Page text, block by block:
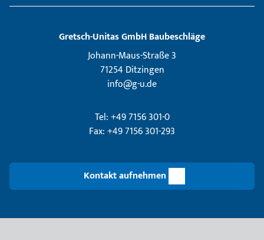
Gretsch­-Unitas GmbH Baubeschläge
Johann-Maus-Straße 3
71254 Ditzingen
info@g-u.de
Tel: +49 7156 301-0
Fax: +49 7156 301-293
Kontakt aufnehmen